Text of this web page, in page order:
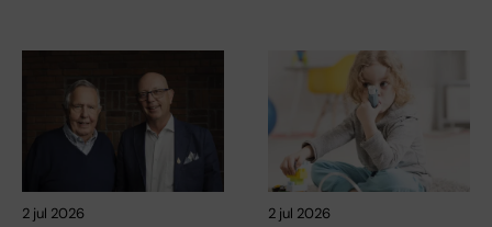
2 jul 2026 2 jul 2026